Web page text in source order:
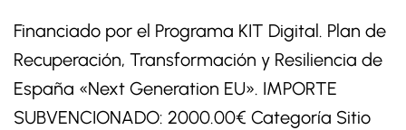
Financiado por el Programa KIT Digital. Plan de
Recuperación, Transformación y Resiliencia de
España «Next Generation EU». IMPORTE
SUBVENCIONADO: 2000.00€ Categoría Sitio